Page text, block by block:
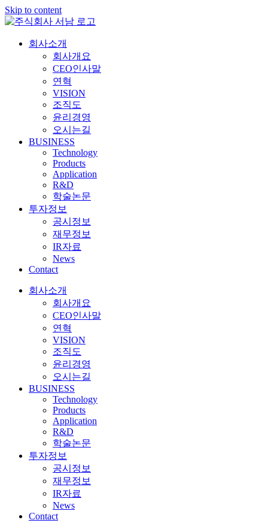
Skip to content
회사소개
회사개요
CEO인사말
연혁
VISION
조직도
윤리경영
오시는길
BUSINESS
Technology
Products
Application
R&D
학술논문
투자정보
공시정보
재무정보
IR자료
News
Contact
회사소개
회사개요
CEO인사말
연혁
VISION
조직도
윤리경영
오시는길
BUSINESS
Technology
Products
Application
R&D
학술논문
투자정보
공시정보
재무정보
IR자료
News
Contact